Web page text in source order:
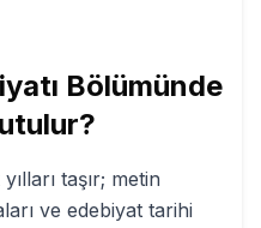
Bölümünde
taşır; metin
ve edebiyat tarihi